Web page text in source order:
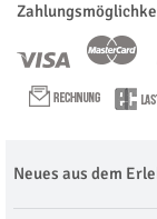
Neues aus dem